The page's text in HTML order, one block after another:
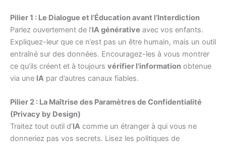
Pilier 1 : Le Dialogue et l’Éducation avant l’Interdiction
Parlez ouvertement de l’IA générative avec vos enfants.
Expliquez-leur que ce n’est pas un être humain, mais un outil
entraîné sur des données. Encouragez-les à vous montrer
ce qu’ils créent et à toujours vérifier l’information obtenue
via une IA par d’autres canaux fiables.
Pilier 2 : La Maîtrise des Paramètres de Confidentialité
(Privacy by Design)
Traitez tout outil d’IA comme un étranger à qui vous ne
donneriez pas vos secrets. Lisez les politiques de